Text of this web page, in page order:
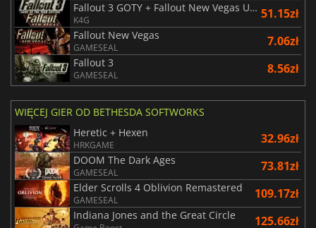
Fallout 3 GOTY + Fallout New Vegas Ultimate Edition
K4G 51.15zł
Fallout New Vegas
GAMESEAL 7.06zł
Fallout 3
GAMESEAL 8.56zł
WIĘCEJ GIER OD BETHESDA SOFTWORKS
Heretic + Hexen
HRKGAME 32.96zł
DOOM The Dark Ages
GAMESEAL 73.81zł
Elder Scrolls 4 Oblivion Remastered
GAMESEAL 109.17zł
Indiana Jones and the Great Circle 125.66zł